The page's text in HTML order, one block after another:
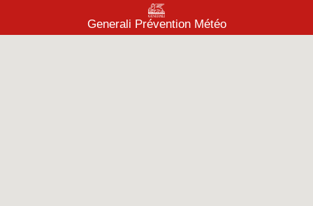
Generali Prévention Météo